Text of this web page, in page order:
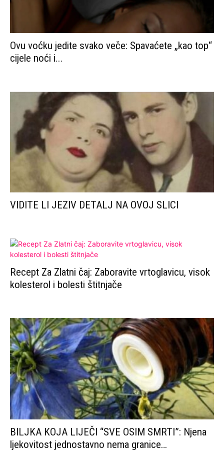
Ovu voćku jedite svako veče: Spavaćete „kao top“
cijele noći i...
VIDITE LI JEZIV DETALJ NA OVOJ SLICI
Recept Za Zlatni čaj: Zaboravite vrtoglavicu, visok
kolesterol i bolesti štitnjače
BILJKA KOJA LIJEČI “SVE OSIM SMRTI”: Njena
ljekovitost jednostavno nema granice…